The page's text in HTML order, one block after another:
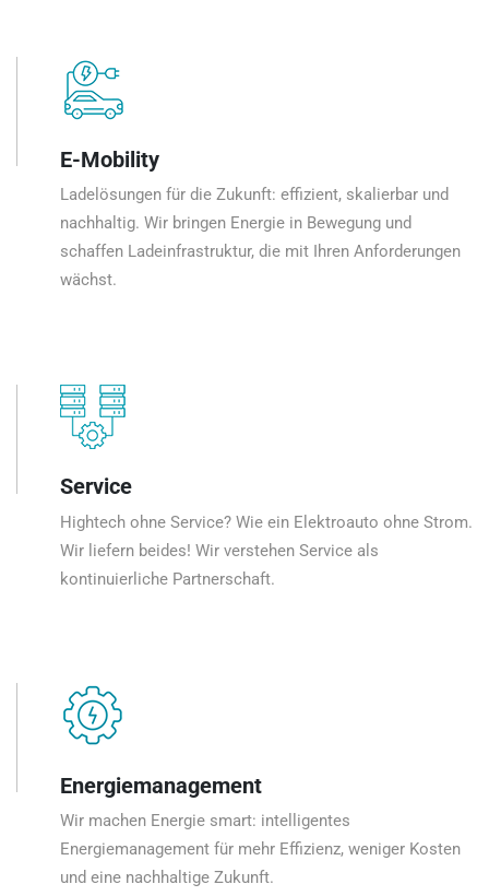
E-Mobility
Ladelösungen für die Zukunft: effizient, skalierbar und
nachhaltig. Wir bringen Energie in Bewegung und
schaffen Ladeinfrastruktur, die mit Ihren Anforderungen
wächst.
Service
Hightech ohne Service? Wie ein Elektroauto ohne Strom.
Wir liefern beides! Wir verstehen Service als
kontinuierliche Partnerschaft.
Energiemanagement
Wir machen Energie smart: intelligentes
Energiemanagement für mehr Effizienz, weniger Kosten
und eine nachhaltige Zukunft.